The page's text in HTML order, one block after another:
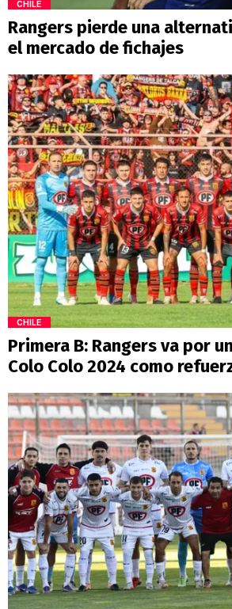
CHILE
Rangers pierde una
el mercado de fichajes
CHILE
Primera B: Rangers va por
Colo Colo 2024 como